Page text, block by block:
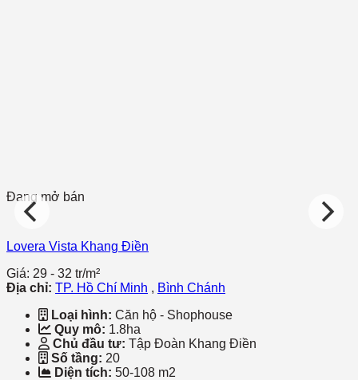
Đang mở bán
Lovera Vista Khang Điền
Giá: 29 - 32 tr/m²
Địa chỉ: TP. Hồ Chí Minh , Bình Chánh
Loại hình: Căn hộ - Shophouse
Quy mô: 1.8ha
Chủ đầu tư: Tập Đoàn Khang Điền
Số tầng: 20
Diện tích: 50-108 m2